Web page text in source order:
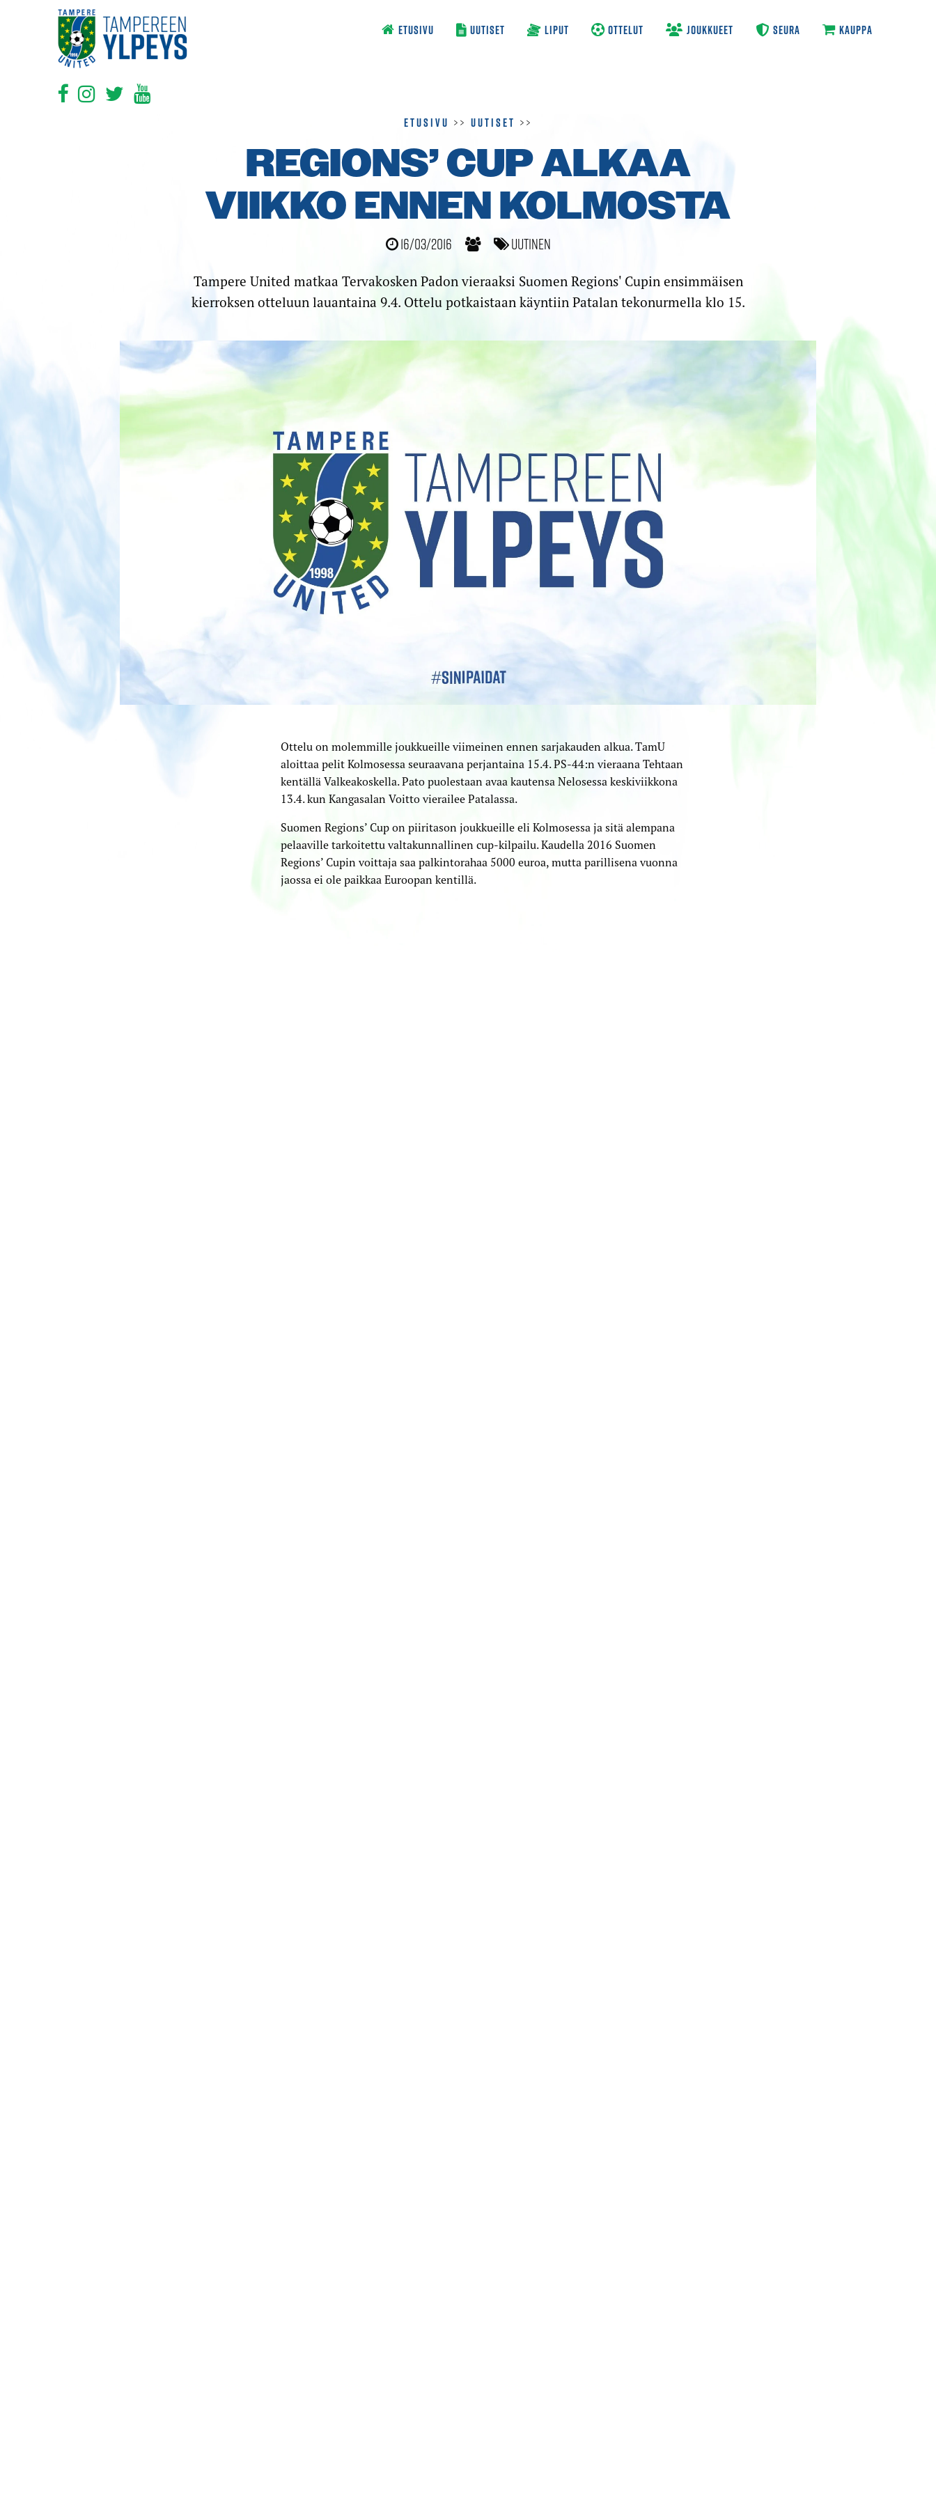
ETUSIVU UUTISET LIPUT OTTELUT JOUKKUEET SEURA KAUPPA
Etusivu >> Uutiset >>
REGIONS’ CUP ALKAA
VIIKKO ENNEN KOLMOSTA
16/03/2016 Uutinen
Tampere United matkaa Tervakosken Padon vieraaksi Suomen Regions' Cupin ensimmäisen
kierroksen otteluun lauantaina 9.4. Ottelu potkaistaan käyntiin Patalan tekonurmella klo 15.
Ottelu on molemmille joukkueille viimeinen ennen sarjakauden alkua. TamU
aloittaa pelit Kolmosessa seuraavana perjantaina 15.4. PS-44:n vieraana Tehtaan
kentällä Valkeakoskella. Pato puolestaan avaa kautensa Nelosessa keskiviikkona
13.4. kun Kangasalan Voitto vierailee Patalassa.
Suomen Regions’ Cup on piiritason joukkueille eli Kolmosessa ja sitä alempana
pelaaville tarkoitettu valtakunnallinen cup-kilpailu. Kaudella 2016 Suomen
Regions’ Cupin voittaja saa palkintorahaa 5000 euroa, mutta parillisena vuonna
jaossa ei ole paikkaa Euroopan kentillä.